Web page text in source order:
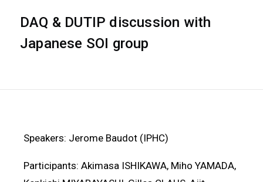
DAQ & DUTIP discussion with
Japanese SOI group
Speakers: Jerome Baudot (IPHC)
Participants: Akimasa ISHIKAWA, Miho YAMADA,